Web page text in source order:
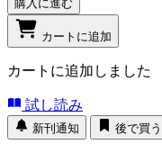
購入に進む
カートに追加
カートに追加しました
試し読み
新刊通知 後で買う